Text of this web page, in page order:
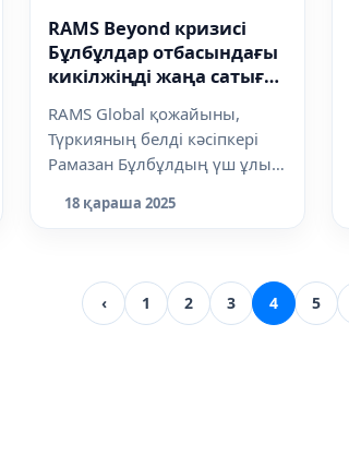
RAMS Beyond кризисі
Бұлбұлдар отбасындағы
кикілжіңді жаңа сатыға
RAMS Global қожайыны,
Түркияның белді кәсіпкері
Рамазан Бұлбұлдың үш ұлы
компаниясын бірлес...
18 қараша 2025
‹ 1 2 3 4 5